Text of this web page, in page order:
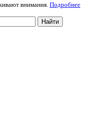
внимания. Подробнее
Найти